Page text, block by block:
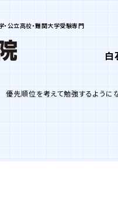
公立高校・難関大学受験専門
優先順位を考えて勉強するように